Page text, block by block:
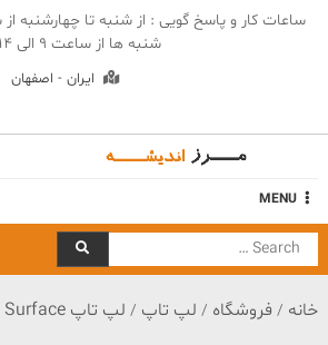
شنبه ها از ساعت 9 الی 14
ایران - اصفهان
MENU
Search
for:
خانه / فروشگاه / لپ تاپ / لپ تاپ Surface